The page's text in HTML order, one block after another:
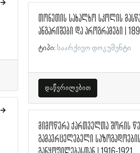
თონეთის სახალხო სკოლის
ანგარიშები და პროგრამები |
ტიპი: საარქივო დოკუმენტი
დაწვრილებით
მიმოწერა ქართველთა შორის
გამავრცელებელი